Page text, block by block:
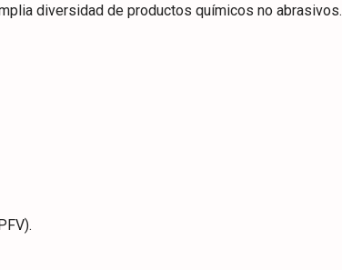
diversidad de productos químicos no abrasivos.